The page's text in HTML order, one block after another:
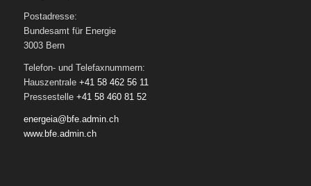
Postadresse:
Bundesamt für Energie
3003 Bern
Telefon- und Telefaxnummern:
Hauszentrale +41 58 462 56 11
Pressestelle +41 58 460 81 52
energeia@bfe.admin.ch
www.bfe.admin.ch